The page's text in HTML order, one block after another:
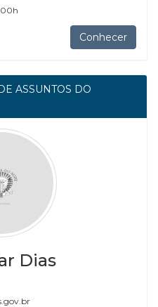
Conhecer
ASSUNTOS DO
Dias